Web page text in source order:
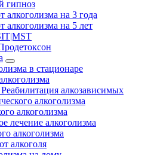
гипноз
алкоголизма на 3 года
алкоголизма на 5 лет
в стационаре
алкозависимых
алкоголизма
алкоголизма
лечение алкоголизма
алкоголизма
алкоголя